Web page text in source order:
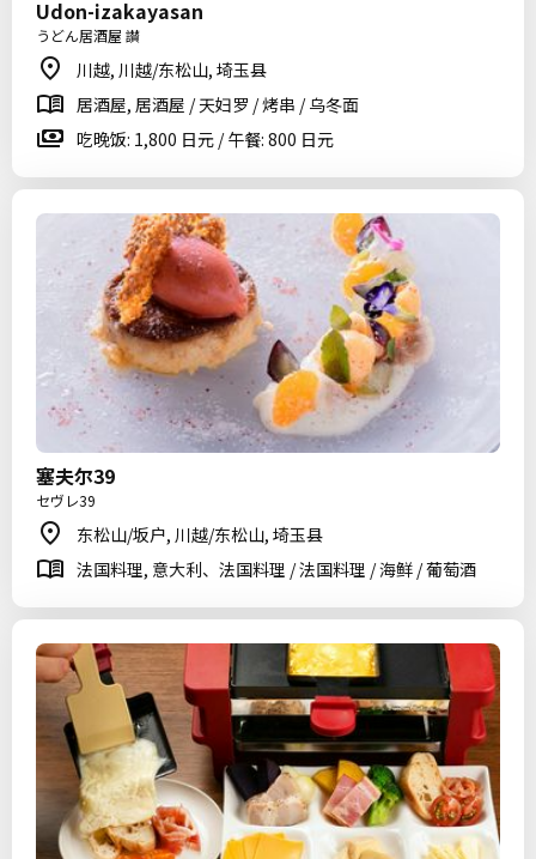
Udon-izakayasan
うどん居酒屋 讃
川越, 川越/东松山, 埼玉县
居酒屋, 居酒屋 / 天妇罗 / 烤串 / 乌冬面
吃晚饭: 1,800 日元 / 午餐: 800 日元
塞夫尔39
セヴレ39
东松山/坂户, 川越/东松山, 埼玉县
法国料理, 意大利、法国料理 / 法国料理 / 海鲜 / 葡萄酒